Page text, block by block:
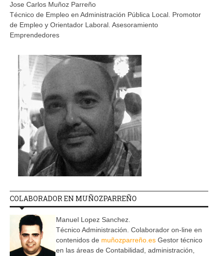
Jose Carlos Muñoz Parreño
Técnico de Empleo en Administración Pública Local. Promotor
de Empleo y Orientador Laboral. Asesoramiento
Emprendedores
COLABORADOR EN MUÑOZPARREÑO
Manuel Lopez Sanchez.
Técnico Administración. Colaborador on-line en
contenidos de muñozparreño.es Gestor técnico
en las áreas de Contabilidad, administración,